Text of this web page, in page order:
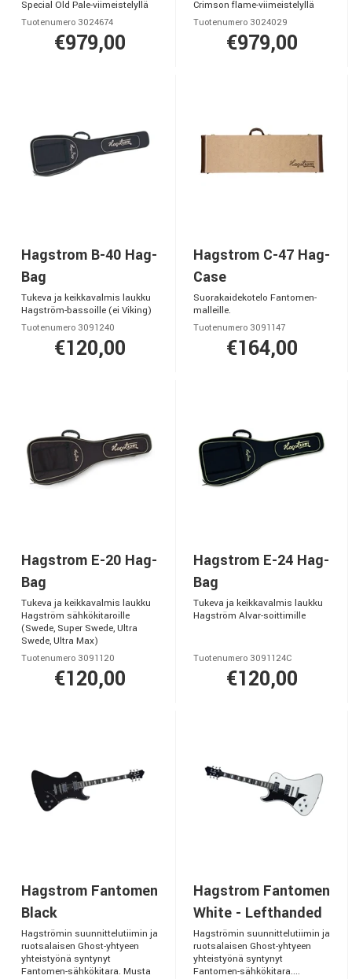
Special Old Pale-viimeistelyllä
Tuotenumero 3024674
€979,00
Crimson flame-viimeistelyllä
Tuotenumero 3024029
€979,00
Hagstrom B-40 Hag-
Bag
Tukeva ja keikkavalmis laukku
Hagström-bassoille (ei Viking)
Tuotenumero 3091240
€120,00
Hagstrom C-47 Hag-
Case
Suorakaidekotelo Fantomen-
malleille.
Tuotenumero 3091147
€164,00
Hagstrom E-20 Hag-
Bag
Tukeva ja keikkavalmis laukku
Hagström sähkökitaroille
(Swede, Super Swede, Ultra
Swede, Ultra Max)
Tuotenumero 3091120
€120,00
Hagstrom E-24 Hag-
Bag
Tukeva ja keikkavalmis laukku
Hagström Alvar-soittimille
Tuotenumero 3091124C
€120,00
Hagstrom Fantomen
Black
Hagströmin suunnittelutiimin ja
ruotsalaisen Ghost-yhtyeen
yhteistyönä syntynyt
Fantomen-sähkökitara. Musta
Hagstrom Fantomen
White - Lefthanded
Hagströmin suunnittelutiimin ja
ruotsalaisen Ghost-yhtyeen
yhteistyönä syntynyt
Fantomen-sähkökitara....